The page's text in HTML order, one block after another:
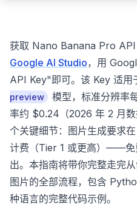
获取 Nano Banana Pro API
Google AI Studio，用
API Key"即可。该 Key 适用
preview
模型，标准分辨率
率约 $0.24（2026 年 2 月
个关键细节：图片生成要求
计费（Tier 1 或更高）——免
出。本指南将带你完整走完
图片的全部流程，包含
种语言的完整代码示例。